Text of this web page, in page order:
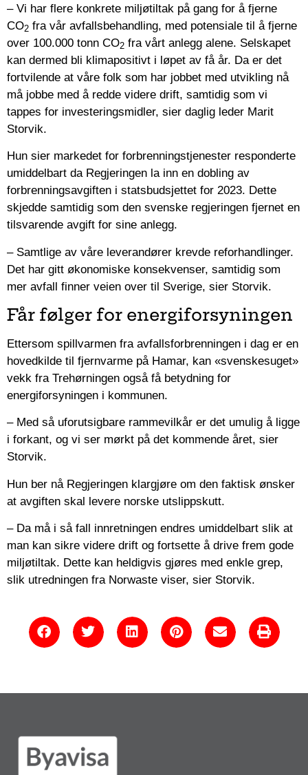
– Vi har flere konkrete miljøtiltak på gang for å fjerne
CO2 fra vår avfallsbehandling, med potensiale til å fjerne
over 100.000 tonn CO2 fra vårt anlegg alene. Selskapet
kan dermed bli klimapositivt i løpet av få år. Da er det
fortvilende at våre folk som har jobbet med utvikling nå
må jobbe med å redde videre drift, samtidig som vi
tappes for investeringsmidler, sier daglig leder Marit
Storvik.
Hun sier markedet for forbrenningstjenester responderte
umiddelbart da Regjeringen la inn en dobling av
forbrenningsavgiften i statsbudsjettet for 2023. Dette
skjedde samtidig som den svenske regjeringen fjernet en
tilsvarende avgift for sine anlegg.
– Samtlige av våre leverandører krevde reforhandlinger.
Det har gitt økonomiske konsekvenser, samtidig som
mer avfall finner veien over til Sverige, sier Storvik.
Får følger for energiforsyningen
Ettersom spillvarmen fra avfallsforbrenningen i dag er en
hovedkilde til fjernvarme på Hamar, kan «svenskesuget»
vekk fra Trehørningen også få betydning for
energiforsyningen i kommunen.
– Med så uforutsigbare rammevilkår er det umulig å ligge
i forkant, og vi ser mørkt på det kommende året, sier
Storvik.
Hun ber nå Regjeringen klargjøre om den faktisk ønsker
at avgiften skal levere norske utslippskutt.
– Da må i så fall innretningen endres umiddelbart slik at
man kan sikre videre drift og fortsette å drive frem gode
miljøtiltak. Dette kan heldigvis gjøres med enkle grep,
slik utredningen fra Norwaste viser, sier Storvik.